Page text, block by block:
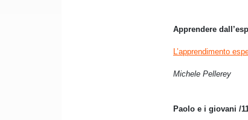
Apprendere
L’apprendimento
Michele Pellerey
Paolo e i giovani /